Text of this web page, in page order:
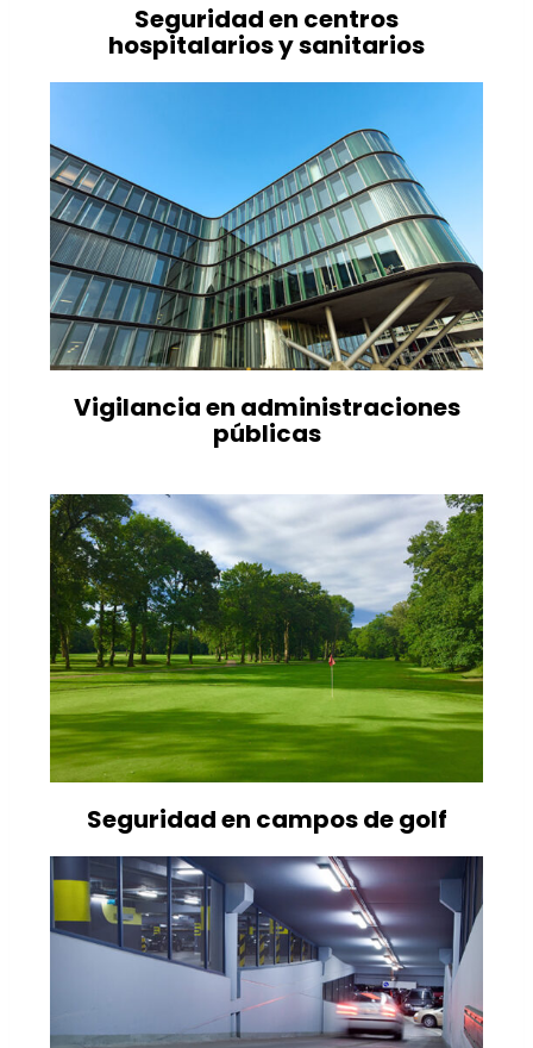
Seguridad en centros
hospitalarios y sanitarios
Vigilancia en administraciones
públicas
Seguridad en campos de golf